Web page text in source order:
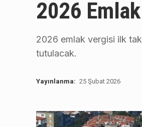
2026
2026 emlak vergisi ilk
tutulacak.
Yayınlanma: 25 Şubat 2026